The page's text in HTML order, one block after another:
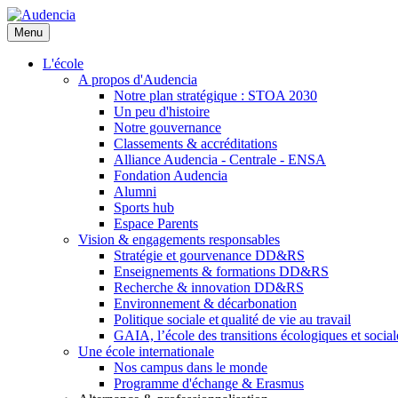
Aller
au
contenu
principal
Menu
L'école
A propos d'Audencia
Notre plan stratégique : STOA 2030
Un peu d'histoire
Notre gouvernance
Classements & accréditations
Alliance Audencia - Centrale - ENSA
Fondation Audencia
Alumni
Sports hub
Espace Parents
Vision & engagements responsables
Stratégie et gourvenance DD&RS
Enseignements & formations DD&RS
Recherche & innovation DD&RS
Environnement & décarbonation
Politique sociale et qualité de vie au travail
GAIA, l’école des transitions écologiques et
Une école internationale
Nos campus dans le monde
Programme d'échange & Erasmus